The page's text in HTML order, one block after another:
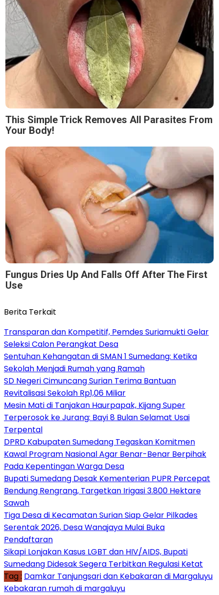
This Simple Trick Removes All Parasites From
Your Body!
Fungus Dries Up And Falls Off After The First
Use
Berita Terkait
Transparan dan Kompetitif, Pemdes Suriamukti Gelar
Seleksi Calon Perangkat Desa
Sentuhan Kehangatan di SMAN 1 Sumedang: Ketika
Sekolah Menjadi Rumah yang Ramah
SD Negeri Cimuncang Surian Terima Bantuan
Revitalisasi Sekolah Rp1,06 Miliar
Mesin Mati di Tanjakan Haurpapak, Kijang Super
Terperosok ke Jurang: Bayi 8 Bulan Selamat Usai
Terpental
DPRD Kabupaten Sumedang Tegaskan Komitmen
Kawal Program Nasional Agar Benar-Benar Berpihak
Pada Kepentingan Warga Desa
Bupati Sumedang Desak Kementerian PUPR Percepat
Bendung Rengrang, Targetkan Irigasi 3.800 Hektare
Sawah
Tiga Desa di Kecamatan Surian Siap Gelar Pilkades
Serentak 2026, Desa Wanajaya Mulai Buka
Pendaftaran
Sikapi Lonjakan Kasus LGBT dan HIV/AIDS, Bupati
Sumedang Didesak Segera Terbitkan Regulasi Ketat
Tag : Damkar Tanjungsari dan Kebakaran di Margaluyu
Kebakaran rumah di margaluyu